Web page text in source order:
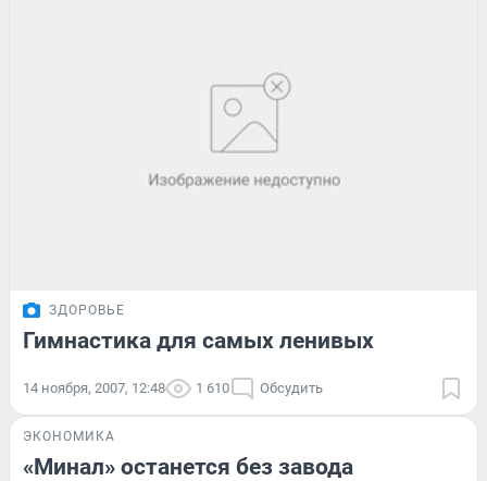
ЗДОРОВЬЕ
Гимнастика для самых ленивых
14 ноября, 2007, 12:48 1 610 Обсудить
ЭКОНОМИКА
«Минал» останется без завода